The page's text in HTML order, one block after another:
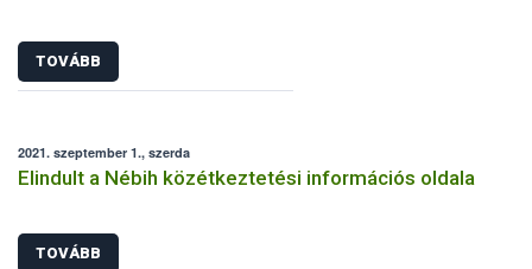
TOVÁBB
2021. szeptember 1., szerda
Elindult a Nébih közétkeztetési információs oldala
TOVÁBB